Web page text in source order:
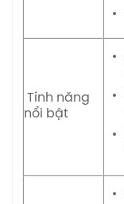
Tính năng
nổi bật